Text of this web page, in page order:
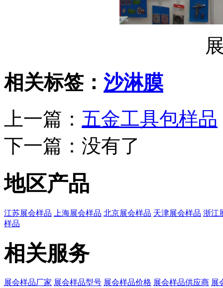
相关标签： 沙淋膜
上一篇： 五金工具包样品
下一篇： 没有了
地区产品
江苏展会样品 上海展会样品 北京展会样品 天津展会样品 浙江
样品
相关服务
展会样品厂家 展会样品型号 展会样品价格 展会样品供应商 展